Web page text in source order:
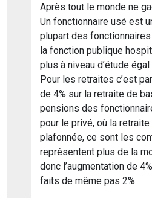
Après tout le monde ne
Un fonctionnaire usé est
plupart des
la fonction publique
plus à niveau d’étude
Pour les retraites c’est
de 4% sur la retraite de
pensions des
pour le privé, où la
plafonnée, ce sont les
représentent plus de la
donc l’augmentation de
faits de même pas 2%.